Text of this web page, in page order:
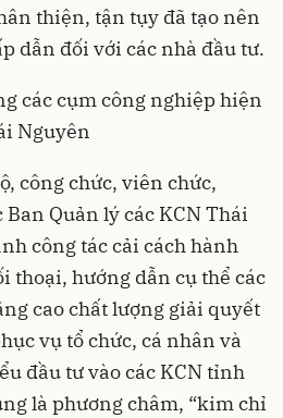
thiện, tận tụy đã tạo nên
dẫn đối với các nhà đầu tư.
các cụm công nghiệp hiện
Nguyên
công chức, viên chức,
Quản lý các KCN Thái
công tác cải cách hành
thoại, hướng dẫn cụ thể các
cao chất lượng giải quyết
vụ tổ chức, cá nhân và
đầu tư vào các KCN tỉnh
là phương châm, “kim chỉ